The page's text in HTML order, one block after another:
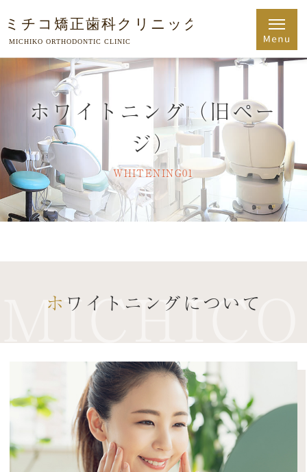
ホワイトニング（旧ペー
ジ）
WHITENING01
ホワイトニングについて
MICHICO